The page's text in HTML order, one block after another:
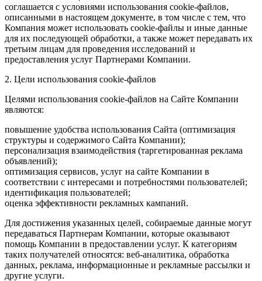
соглашается с условиями использования cookie-файлов,
описанными в настоящем документе, в том числе с тем, что
Компания может использовать cookie-файлы и иные данные
для их последующей обработки, а также может передавать их
третьим лицам для проведения исследований и
предоставления услуг Партнерами Компании.
2. Цели использования cookie-файлов
Целями использования cookie-файлов на Сайте Компании
являются:
повышение удобства использования Сайта (оптимизация
структуры и содержимого Сайта Компании);
персонализация взаимодействия (таргетированная реклама
объявлений);
оптимизация сервисов, услуг на сайте Компании в
соответствии с интересами и потребностями пользователей;
идентификация пользователей;
оценка эффективности рекламных кампаний.
Для достижения указанных целей, собираемые данные могут
передаваться Партнерам Компании, которые оказывают
помощь Компании в предоставлении услуг. К категориям
таких получателей относятся: веб-аналитика, обработка
данных, реклама, информационные и рекламные рассылки и
другие услуги.